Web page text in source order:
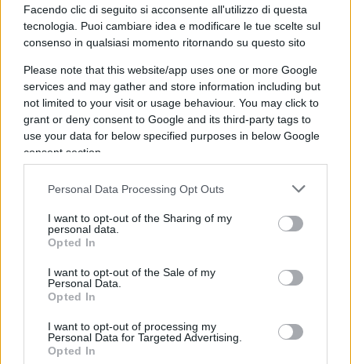
Facendo clic di seguito si acconsente all'utilizzo di questa
tecnologia. Puoi cambiare idea e modificare le tue scelte sul
consenso in qualsiasi momento ritornando su questo sito
Please note that this website/app uses one or more Google
services and may gather and store information including but
not limited to your visit or usage behaviour. You may click to
grant or deny consent to Google and its third-party tags to
use your data for below specified purposes in below Google
consent section.
Personal Data Processing Opt Outs
I want to opt-out of the Sharing of my
personal data.
Opted In
I want to opt-out of the Sale of my
Personal Data.
Opted In
I want to opt-out of processing my
Personal Data for Targeted Advertising.
Opted In
nicolaporro.it
Green pass, blitz della Lega per
cancellarlo. Caos nel governo
diRedazione